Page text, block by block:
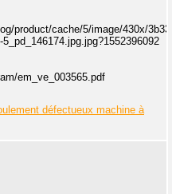
product/cache/5/image/430x/
em_ve_003565.pdf
défectueux machine à